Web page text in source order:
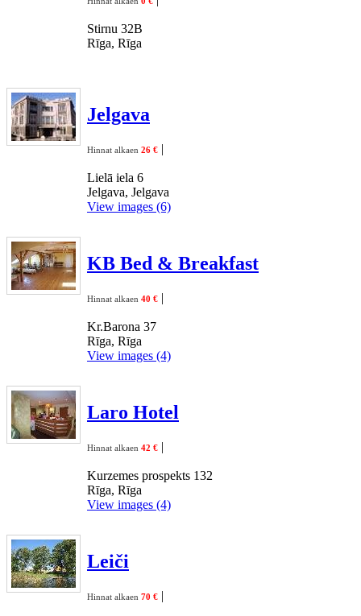
Stirnu 32B
Rīga, Rīga
Jelgava
Hinnat alkaen 26 € |
Lielā iela 6
Jelgava, Jelgava
View images (6)
KB Bed & Breakfast
Hinnat alkaen 40 € |
Kr.Barona 37
Rīga, Rīga
View images (4)
Laro Hotel
Hinnat alkaen 42 € |
Kurzemes prospekts 132
Rīga, Rīga
View images (4)
Leiči
Hinnat alkaen 70 € |